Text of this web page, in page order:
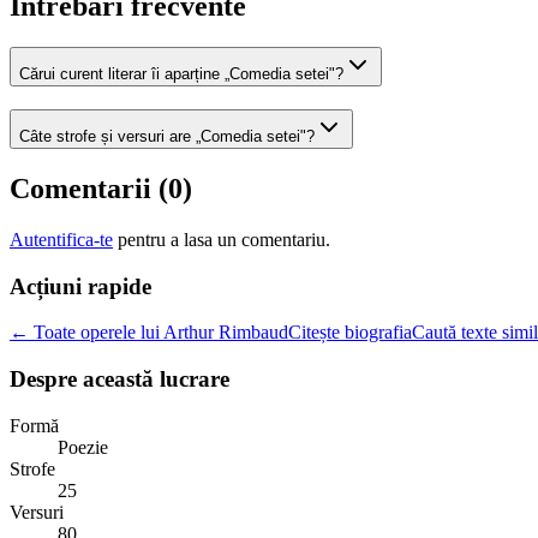
Intrebari frecvente
Cărui curent literar îi aparține „Comedia setei"?
Câte strofe și versuri are „Comedia setei"?
Comentarii (0)
Autentifica-te pentru a lasa un comentariu.
Acțiuni rapide
← Toate operele lui Arthur RimbaudCitește biografiaCaută texte
Despre această lucrare
Formă
Poezie
Strofe
25
Versuri
80